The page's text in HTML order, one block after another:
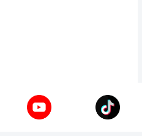
TNHH Home Best Việt Nam
bởi
Sapo